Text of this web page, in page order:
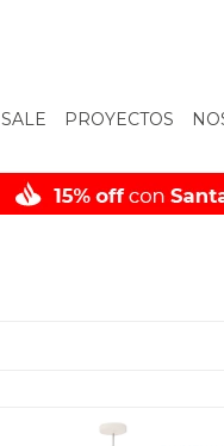
SALE PROYECTOS